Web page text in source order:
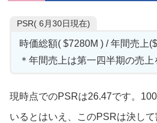
PSR( 6月30日現在)
時価総額( $7280M ) / 年間売上
＊年間売上は第一四半期の売
現時点でのPSRは26.47です。
いるとはいえ、このPSRは決して